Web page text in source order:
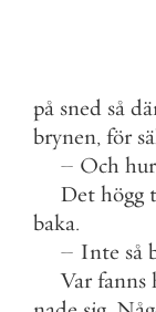
på sned så
brynen, för
– Och hur
Det högg
baka.
– Inte så
Var fanns